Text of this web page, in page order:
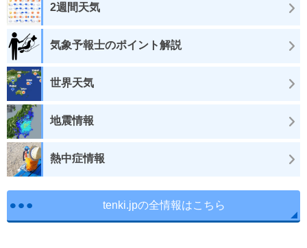
2週間天気
気象予報士のポイント解説
世界天気
地震情報
熱中症情報
tenki.jpの全情報はこちら